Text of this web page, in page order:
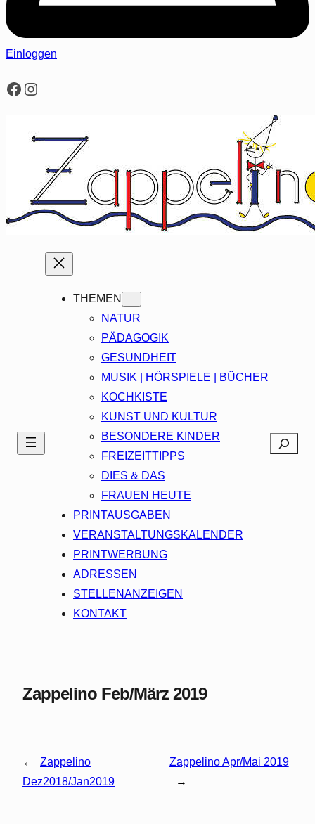
Einloggen
Facebook
Instagram
THEMEN
NATUR
PÄDAGOGIK
GESUNDHEIT
MUSIK | HÖRSPIELE | BÜCHER
KOCHKISTE
KUNST UND KULTUR
BESONDERE KINDER
FREIZEITTIPPS
DIES & DAS
FRAUEN HEUTE
PRINTAUSGABEN
VERANSTALTUNGSKALENDER
PRINTWERBUNG
ADRESSEN
STELLENANZEIGEN
KONTAKT
Search
Zappelino Feb/März 2019
←
Zappelino
Dez2018/Jan2019
Zappelino Apr/Mai 2019
→